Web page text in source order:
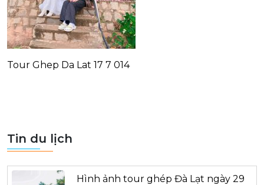
Tour Ghep Da Lat 17 7 014
Tin du lịch
Hình ảnh tour ghép Đà Lạt ngày 29